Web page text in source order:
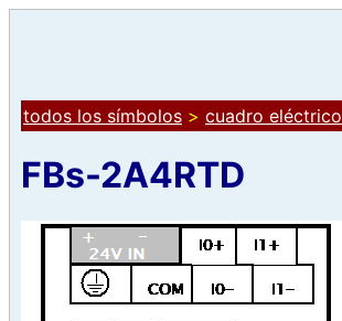
todos los símbolos > cuadro eléctrico
FBs-2A4RTD